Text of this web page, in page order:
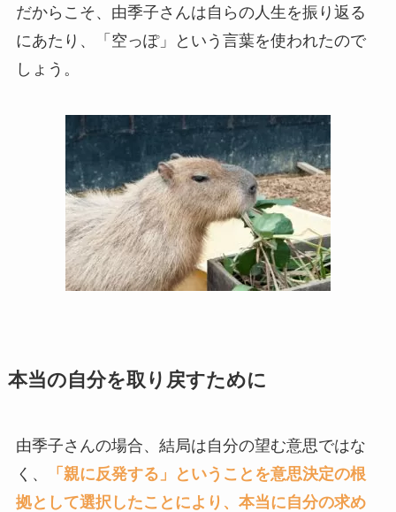
だからこそ、由季子さんは自らの人生を振り返る
にあたり、「空っぽ」という言葉を使われたので
しょう。
本当の自分を取り戻すために
由季子さんの場合、結局は自分の望む意思ではな
く、
「親に反発する」ということを意思決定の根
拠として選択したことにより、本当に自分の求め